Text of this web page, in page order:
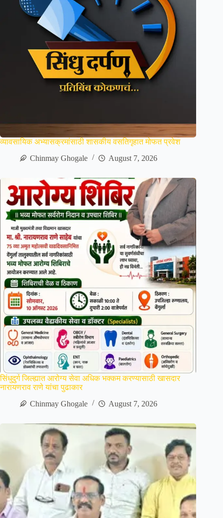
व्यावसायिक अभ्यासक्रमांसाठी शासकीय वसतिगृहात मोफत प्रवेश
Chinmay Ghogale
August 7, 2026
सिंधुदुर्ग जिल्ह्यात आरोग्य सेवा अधिक भक्कम करण्यासाठी खासदार
नारायणराव राणे यांचा पुढाकार
Chinmay Ghogale
August 7, 2026